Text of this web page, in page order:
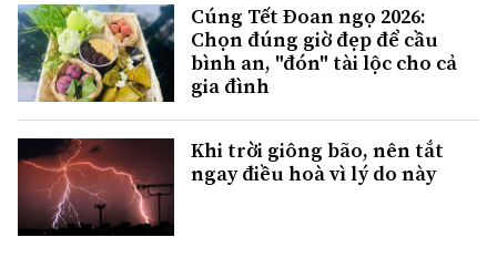
Cúng Tết Đoan ngọ 2026:
Chọn đúng giờ đẹp để cầu
bình an, "đón" tài lộc cho cả
gia đình
Khi trời giông bão, nên tắt
ngay điều hoà vì lý do này